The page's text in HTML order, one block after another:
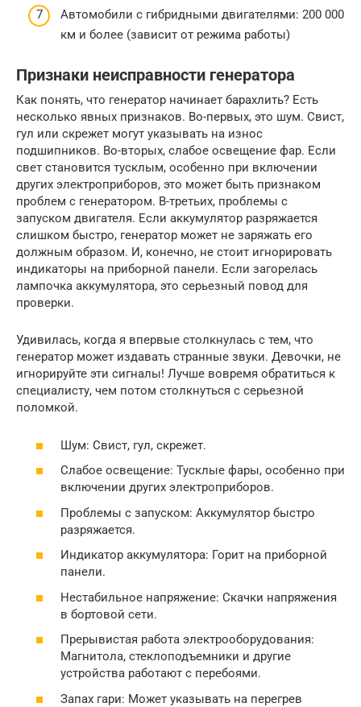
Автомобили с гибридными двигателями: 200 000
км и более (зависит от режима работы)
Признаки неисправности генератора
Как понять, что генератор начинает барахлить? Есть
несколько явных признаков. Во-первых, это шум. Свист,
гул или скрежет могут указывать на износ
подшипников. Во-вторых, слабое освещение фар. Если
свет становится тусклым, особенно при включении
других электроприборов, это может быть признаком
проблем с генератором. В-третьих, проблемы с
запуском двигателя. Если аккумулятор разряжается
слишком быстро, генератор может не заряжать его
должным образом. И, конечно, не стоит игнорировать
индикаторы на приборной панели. Если загорелась
лампочка аккумулятора, это серьезный повод для
проверки.
Удивилась, когда я впервые столкнулась с тем, что
генератор может издавать странные звуки. Девочки, не
игнорируйте эти сигналы! Лучше вовремя обратиться к
специалисту, чем потом столкнуться с серьезной
поломкой.
Шум: Свист, гул, скрежет.
Слабое освещение: Тусклые фары, особенно при
включении других электроприборов.
Проблемы с запуском: Аккумулятор быстро
разряжается.
Индикатор аккумулятора: Горит на приборной
панели.
Нестабильное напряжение: Скачки напряжения
в бортовой сети.
Прерывистая работа электрооборудования:
Магнитола, стеклоподъемники и другие
устройства работают с перебоями.
Запах гари: Может указывать на перегрев